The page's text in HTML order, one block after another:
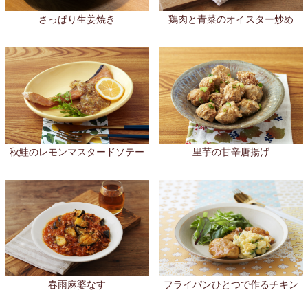
さっぱり生姜焼き 鶏肉と青菜のオイスター炒め
秋鮭のレモンマスタードソテー 里芋の甘辛唐揚げ
春雨麻婆なす
フライパンひとつで作るチキン